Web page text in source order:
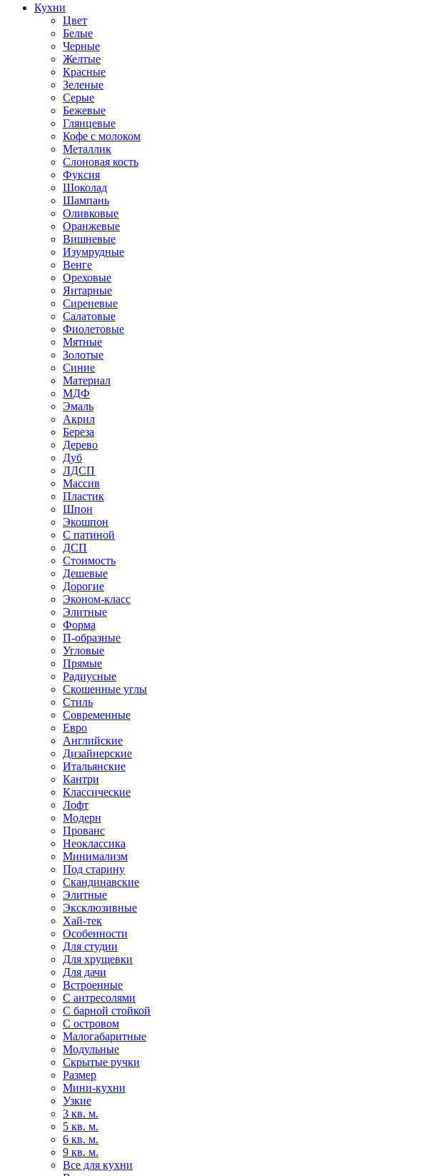
Кухни
Цвет
Белые
Черные
Желтые
Красные
Зеленые
Серые
Бежевые
Глянцевые
Кофе с молоком
Металлик
Слоновая кость
Фуксия
Шоколад
Шампань
Оливковые
Оранжевые
Вишневые
Изумрудные
Венге
Ореховые
Янтарные
Сиреневые
Салатовые
Фиолетовые
Мятные
Золотые
Синие
Материал
МДФ
Эмаль
Акрил
Береза
Дерево
Дуб
ЛДСП
Массив
Пластик
Шпон
Экошпон
С патиной
ДСП
Стоимость
Дешевые
Дорогие
Эконом-класс
Элитные
Форма
П-образные
Угловые
Прямые
Радиусные
Скошенные углы
Стиль
Современные
Евро
Английские
Дизайнерские
Итальянские
Кантри
Классические
Лофт
Модерн
Прованс
Неоклассика
Минимализм
Под старину
Скандинавские
Элитные
Эксклюзивные
Хай-тек
Особенности
Для студии
Для хрущевки
Для дачи
Встроенные
С антресолями
С барной стойкой
С островом
Малогабаритные
Модульные
Скрытые ручки
Размер
Мини-кухни
Узкие
3 кв. м.
5 кв. м.
6 кв. м.
9 кв. м.
Все для кухни